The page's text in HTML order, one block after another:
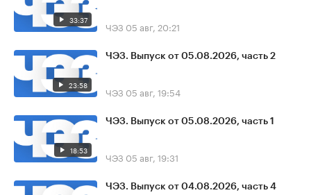
33:37 ЧЭЗ 05 авг, 20:21
23:58
ЧЭЗ. Выпуск от 05.08.2026, часть 2
ЧЭЗ 05 авг, 19:54
18:53
ЧЭЗ. Выпуск от 05.08.2026, часть 1
ЧЭЗ 05 авг, 19:31
ЧЭЗ. Выпуск от 04.08.2026, часть 4